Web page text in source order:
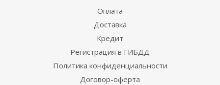
Оплата
Доставка
Кредит
Регистрация в ГИБДД
Политика конфиденциальности
Договор-оферта